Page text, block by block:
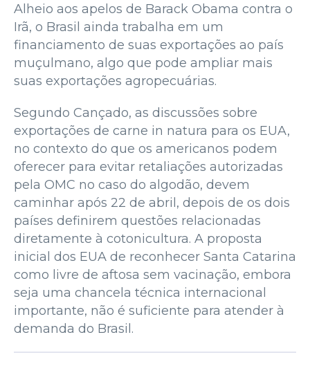
Alheio aos apelos de Barack Obama contra o
Irã, o Brasil ainda trabalha em um
financiamento de suas exportações ao país
muçulmano, algo que pode ampliar mais
suas exportações agropecuárias.
Segundo Cançado, as discussões sobre
exportações de carne in natura para os EUA,
no contexto do que os americanos podem
oferecer para evitar retaliações autorizadas
pela OMC no caso do algodão, devem
caminhar após 22 de abril, depois de os dois
países definirem questões relacionadas
diretamente à cotonicultura. A proposta
inicial dos EUA de reconhecer Santa Catarina
como livre de aftosa sem vacinação, embora
seja uma chancela técnica internacional
importante, não é suficiente para atender à
demanda do Brasil.